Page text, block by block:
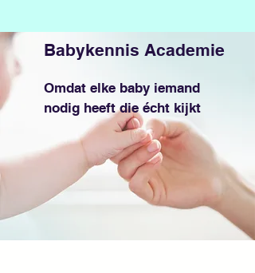
Babykennis Academie
Omdat elke baby iemand
nodig heeft die écht kijkt